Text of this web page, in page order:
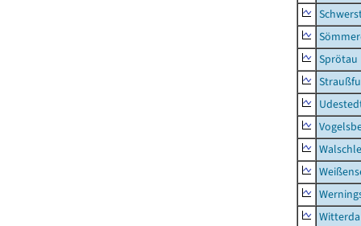
Sprötau
Witterda